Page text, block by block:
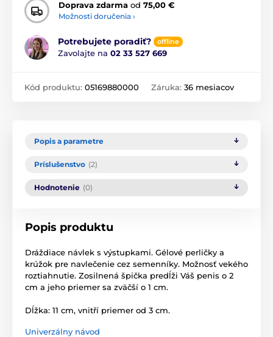
Doprava zdarma od 75,00 €
Možnosti doručenia ›
Potrebujete poradiť? offline
Zavolajte na 02 33 527 669
Kód produktu: 05169880000 Záruka: 36 mesiacov
Popis a parametre
Príslušenstvo (2)
Hodnotenie (0)
Popis produktu
Dráždiace návlek s výstupkami. Gélové perličky a
krúžok pre navlečenie cez semenníky. Možnosť vekého
roztiahnutie. Zosilnená špička predĺži Váš penis o 2
cm a jeho priemer sa zväčší o 1 cm.
Dĺžka: 11 cm, vnitří priemer od 3 cm.
Univerzálny návod